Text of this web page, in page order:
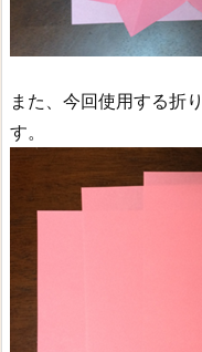
また、今回使用する折
す。